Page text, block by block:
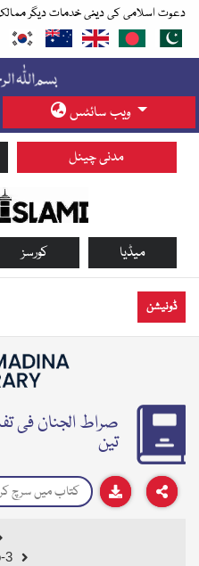
دعوت اسلامی کی دینی خدمات دیگر
ویب سائٹس
مدنی چینل
کورسز میڈیا
ڈونیشن
صراط الجنان فی
تین
3